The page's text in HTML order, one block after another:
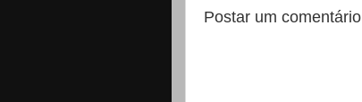
Postar um comentário